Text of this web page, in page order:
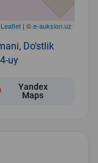
Leaflet| ©e-auksion.uz
Do'stlik
uy
Yandex
Maps